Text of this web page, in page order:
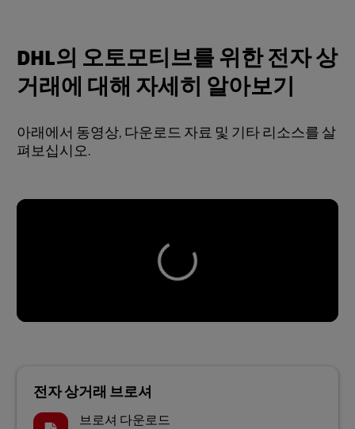
DHL의 오토모티브를 위한 전자 상
거래에 대해 자세히 알아보기
아래에서 동영상, 다운로드 자료 및 기타 리소스를 살
펴보십시오.
전자 상거래 브로셔
브로셔 다운로드